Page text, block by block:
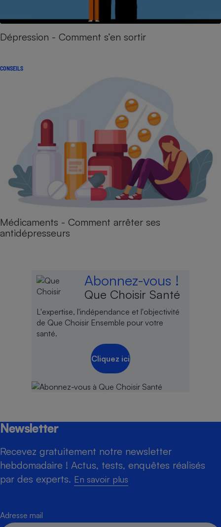
Dépression - Comment s’en sortir
CONSEILS
Médicaments - Comment arrêter ses
antidépresseurs
Abonnez-vous !
Que Choisir Santé
L'expertise, l'indépendance et l'objectivité
de Que Choisir Ensemble pour votre
santé.
Cliquez ici
Newsletter
Recevez gratuitement notre newsletter
hebdomadaire ! Actus, tests, enquêtes réalisés
par des experts. En savoir plus
Adresse mail